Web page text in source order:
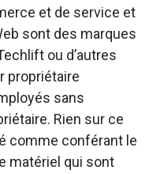
et de service et
sont des marques
ou d’autres
propriétaire
sans
Rien sur ce
comme conférant le
matériel qui sont